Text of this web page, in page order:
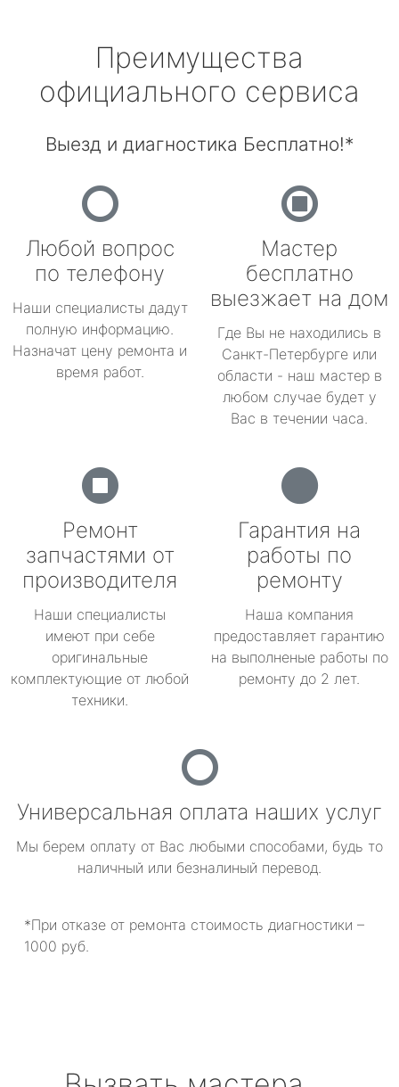
Преимущества
официального сервиса
Выезд и диагностика Бесплатно!*
Любой вопрос
по телефону
Наши специалисты дадут
полную информацию.
Назначат цену ремонта и
время работ.
Мастер
бесплатно
выезжает на дом
Где Вы не находились в
Санкт-Петербурге или
области - наш мастер в
любом случае будет у
Вас в течении часа.
Ремонт
запчастями от
производителя
Наши специалисты
имеют при себе
оригинальные
комплектующие от любой
техники.
Гарантия на
работы по
ремонту
Наша компания
предоставляет гарантию
на выполненые работы по
ремонту до 2 лет.
Универсальная оплата наших услуг
Мы берем оплату от Вас любыми способами, будь то
наличный или безналиный перевод.
*При отказе от ремонта стоимость диагностики –
1000 руб.